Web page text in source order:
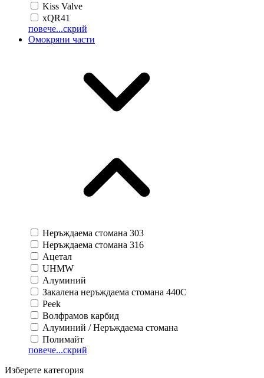
Kiss Valve
xQR41
повече...скрий
Омокряни части
Неръждаема стомана 303
Неръждаема стомана 316
Ацетал
UHMW
Алуминий
Закалена неръждаема стомана 440C
Peek
Волфрамов карбид
Алуминий / Неръждаема стомана
Полимайт
повече...скрий
Изберете категория